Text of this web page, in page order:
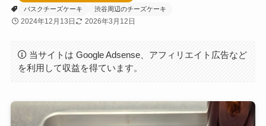
バスクチーズケーキ
渋谷周辺のチーズケーキ
2024年12月13日 2026年3月12日
当サイトは Google Adsense、アフィリエイト広告など
を利用して収益を得ています。